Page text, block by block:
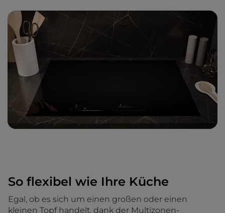
So flexibel wie Ihre Küche
Egal, ob es sich um einen großen oder einen
kleinen Topf handelt, dank der Multizonen-